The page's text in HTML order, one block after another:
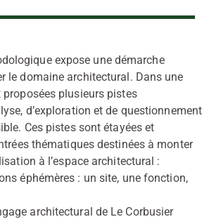
expose une démarche
le domaine architectural. Dans une
plusieurs pistes
d’exploration et de questionnement
Ces pistes sont étayées et
thématiques destinées à monter
à l’espace architectural :
éphémères : un site, une fonction,
architectural de Le Corbusier